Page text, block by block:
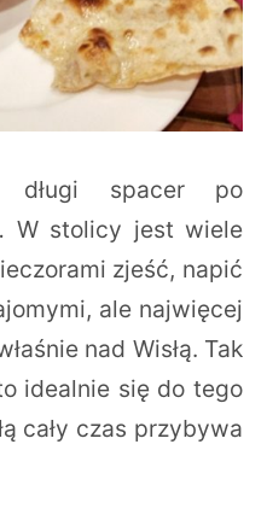
długi spacer po
W stolicy jest wiele
zjeść, napić
ale najwięcej
nad Wisłą. Tak
idealnie się do tego
cały czas przybywa